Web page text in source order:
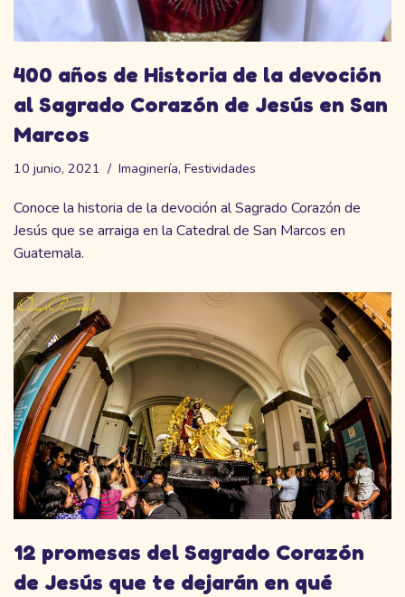
400 años de Historia de la devoción
al Sagrado Corazón de Jesús en San
Marcos
10 junio, 2021 Imaginería, Festividades
Conoce la historia de la devoción al Sagrado Corazón de
Jesús que se arraiga en la Catedral de San Marcos en
Guatemala.
12 promesas del Sagrado Corazón
de Jesús que te dejarán en qué